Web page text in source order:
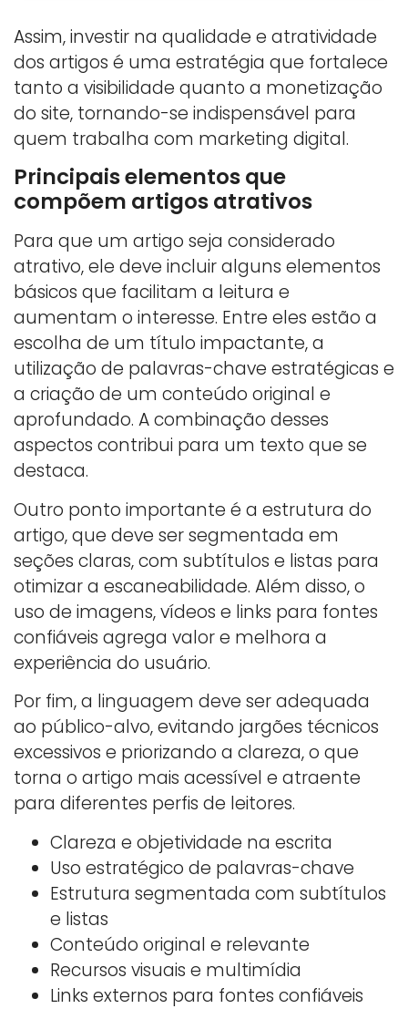
Assim, investir na qualidade e atratividade
dos artigos é uma estratégia que fortalece
tanto a visibilidade quanto a monetização
do site, tornando-se indispensável para
quem trabalha com marketing digital.
Principais elementos que
compõem artigos atrativos
Para que um artigo seja considerado
atrativo, ele deve incluir alguns elementos
básicos que facilitam a leitura e
aumentam o interesse. Entre eles estão a
escolha de um título impactante, a
utilização de palavras-chave estratégicas e
a criação de um conteúdo original e
aprofundado. A combinação desses
aspectos contribui para um texto que se
destaca.
Outro ponto importante é a estrutura do
artigo, que deve ser segmentada em
seções claras, com subtítulos e listas para
otimizar a escaneabilidade. Além disso, o
uso de imagens, vídeos e links para fontes
confiáveis agrega valor e melhora a
experiência do usuário.
Por fim, a linguagem deve ser adequada
ao público-alvo, evitando jargões técnicos
excessivos e priorizando a clareza, o que
torna o artigo mais acessível e atraente
para diferentes perfis de leitores.
Clareza e objetividade na escrita
Uso estratégico de palavras-chave
Estrutura segmentada com subtítulos
e listas
Conteúdo original e relevante
Recursos visuais e multimídia
Links externos para fontes confiáveis